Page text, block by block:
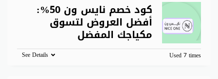
كود خصم نايس ون 50%:
أفضل العروض لتسوق
مكياجك المفضل
Used 7 times
See Details